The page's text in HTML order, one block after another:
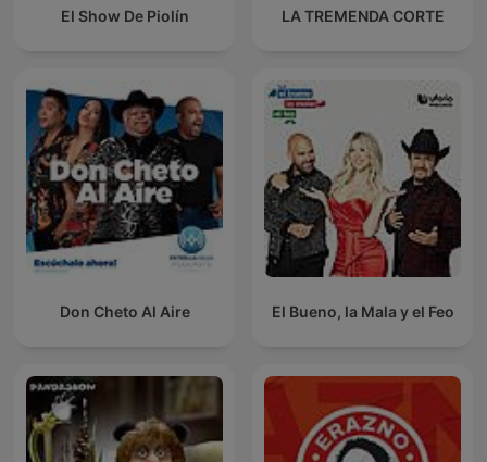
El Show De Piolín LA TREMENDA CORTE
Don Cheto Al Aire El Bueno, la Mala y el Feo